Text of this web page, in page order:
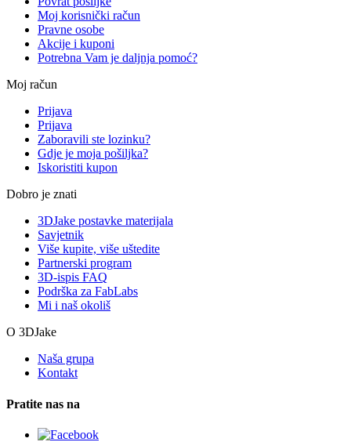
Moj korisnički račun
Pravne osobe
Akcije i kuponi
Potrebna Vam je daljnja pomoć?
Moj račun
Prijava
Prijava
Zaboravili ste lozinku?
Gdje je moja pošiljka?
Iskoristiti kupon
Dobro je znati
3DJake postavke materijala
Savjetnik
Više kupite, više uštedite
Partnerski program
3D-ispis FAQ
Podrška za FabLabs
Mi i naš okoliš
O 3DJake
Naša grupa
Kontakt
Pratite nas na